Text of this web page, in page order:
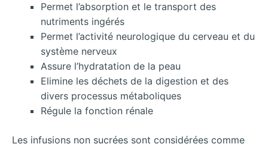
Permet l’absorption et le transport des
nutriments ingérés
Permet l’activité neurologique du cerveau et du
système nerveux
Assure l’hydratation de la peau
Elimine les déchets de la digestion et des
divers processus métaboliques
Régule la fonction rénale
Les infusions non sucrées sont considérées comme